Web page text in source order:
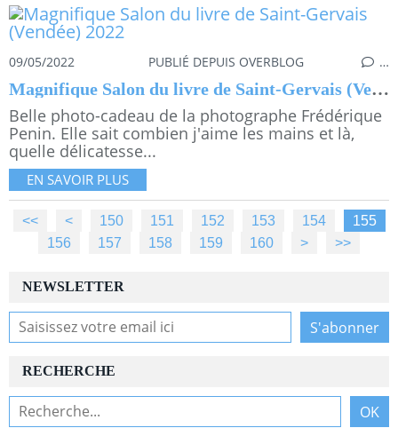
09/05/2022 PUBLIÉ DEPUIS OVERBLOG …
Magnifique Salon du livre de Saint-Gervais (Vendée) 2022
Belle photo-cadeau de la photographe Frédérique
Penin. Elle sait combien j'aime les mains et là,
quelle délicatesse...
EN SAVOIR PLUS
<< < 100
110
120
130
140
150 151 152 153 154
155
156
157 158 159 160 170
180
190
200
300
400
500
> >>
NEWSLETTER
RECHERCHE